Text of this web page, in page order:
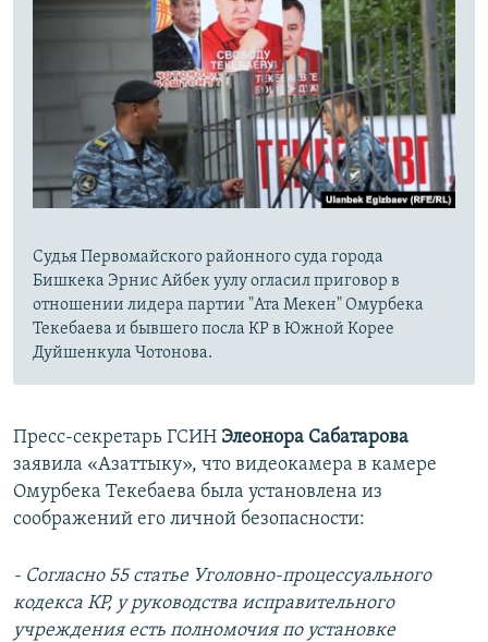
Судья Первомайского районного суда города
Бишкека Эрнис Айбек уулу огласил приговор в
отношении лидера партии "Ата Мекен" Омурбека
Текебаева и бывшего посла КР в Южной Корее
Дуйшенкула Чотонова.
Пресс-секретарь ГСИН Элеонора Сабатарова
заявила «Азаттыку», что видеокамера в камере
Омурбека Текебаева была установлена из
соображений его личной безопасности:
- Согласно 55 статье Уголовно-процессуального
кодекса КР, у руководства исправительного
учреждения есть полномочия по установке